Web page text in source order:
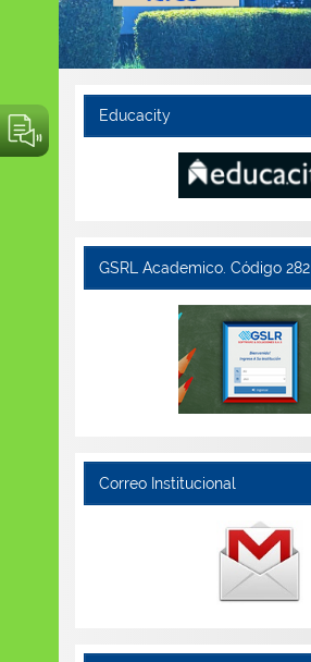
Educacity
GSRL Academico. Código 282
Correo Institucional